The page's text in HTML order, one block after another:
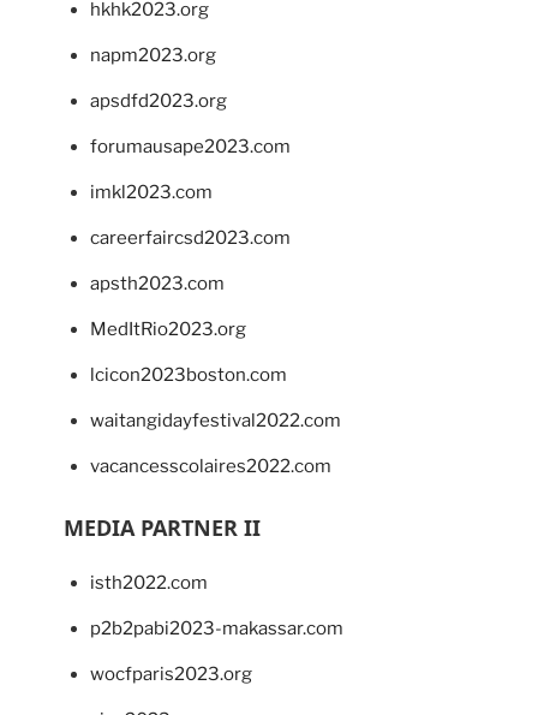
hkhk2023.org
napm2023.org
apsdfd2023.org
forumausape2023.com
imkl2023.com
careerfaircsd2023.com
apsth2023.com
MedItRio2023.org
lcicon2023boston.com
waitangidayfestival2022.com
vacancesscolaires2022.com
MEDIA PARTNER II
isth2022.com
p2b2pabi2023-makassar.com
wocfparis2023.org